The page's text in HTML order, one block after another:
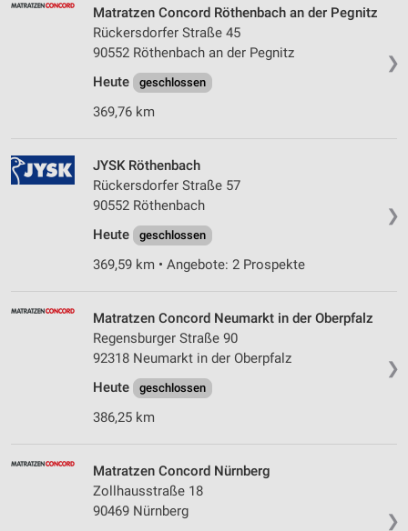
❯
Matratzen Concord Röthenbach an der Pegnitz
Rückersdorfer Straße 45
90552 Röthenbach an der Pegnitz
Heute
geschlossen
369,76 km
❯
JYSK Röthenbach
Rückersdorfer Straße 57
90552 Röthenbach
Heute
geschlossen
369,59 km • Angebote: 2 Prospekte
❯
Matratzen Concord Neumarkt in der Oberpfalz
Regensburger Straße 90
92318 Neumarkt in der Oberpfalz
Heute
geschlossen
386,25 km
❯
Matratzen Concord Nürnberg
Zollhausstraße 18
90469 Nürnberg